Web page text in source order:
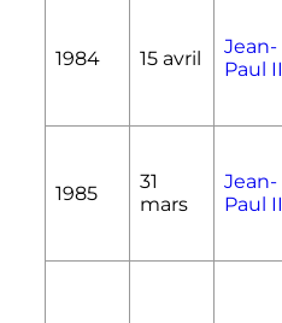
1984 15 avril
Jean-
Paul II
1985
31
mars
Jean-
Paul II